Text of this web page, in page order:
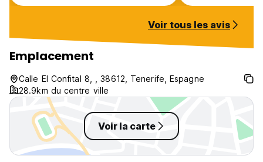
Voir tous les avis
Emplacement
Calle El Confital 8, , 38612, Tenerife, Espagne
28.9km du centre ville
Voir la carte